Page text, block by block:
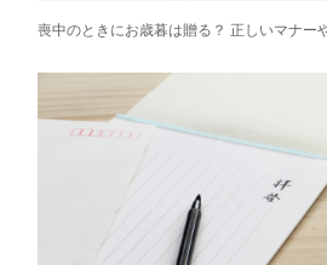
喪中のときにお歳暮は贈る？ 正しいマナー